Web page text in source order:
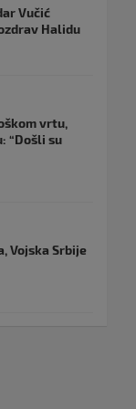
Vučić
Halidu
vrtu,
“Došli su
Vojska Srbije